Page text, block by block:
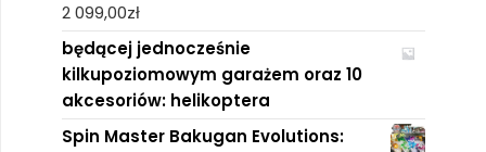
2 099,00zł
będącej jednocześnie
kilkupoziomowym garażem oraz 10
akcesoriów: helikoptera
Spin Master Bakugan Evolutions: